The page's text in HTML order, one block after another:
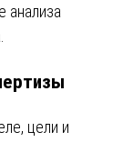
анализа
цели и